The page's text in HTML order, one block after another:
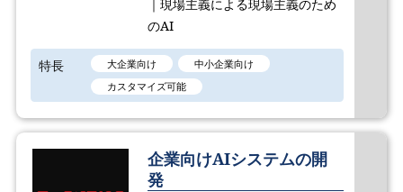
｜現場主義による現場主義のため
のAI
特長 大企業向け
中小企業向け
カスタマイズ可能
企業向けAIシステムの開
発